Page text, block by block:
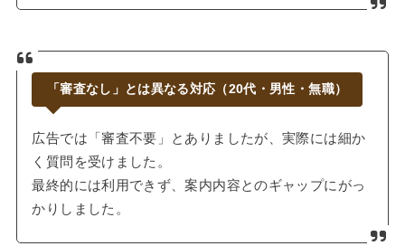
「審査なし」とは異なる対応（20代・男性・無職）
広告では「審査不要」とありましたが、実際には細か
く質問を受けました。
最終的には利用できず、案内内容とのギャップにがっ
かりしました。